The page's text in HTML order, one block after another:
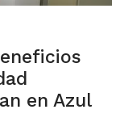
en Azul